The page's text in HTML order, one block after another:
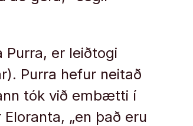
Purra, er leiðtogi
Purra hefur neitað
tók við embætti í
„en það eru